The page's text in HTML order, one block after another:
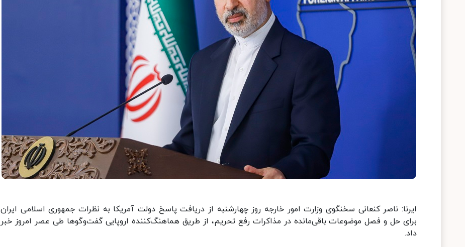
ایرنا: ناصر کنعانی سخنگوی وزارت امور خارجه روز چهارشنبه از دریافت پاسخ دولت آمریکا به ‌نظرات جمهوری اسلامی ایران
برای حل و فصل موضوعات باقی‌مانده در مذاکرات رفع تحریم، از طریق هماهنگ‌کننده اروپایی گفت‌وگوها طی عصر امروز خبر
داد.